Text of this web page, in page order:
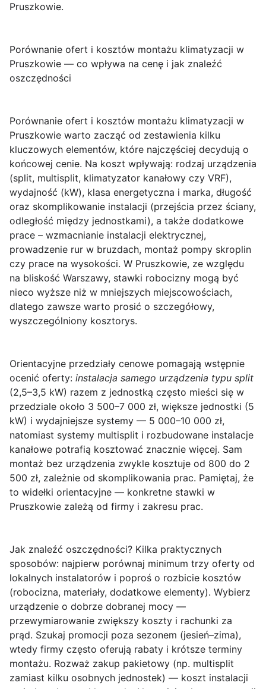
Pruszkowie.
Porównanie ofert i kosztów montażu klimatyzacji w
Pruszkowie — co wpływa na cenę i jak znaleźć
oszczędności
Porównanie ofert i kosztów montażu klimatyzacji w
Pruszkowie warto zacząć od zestawienia kilku
kluczowych elementów, które najczęściej decydują o
końcowej cenie. Na koszt wpływają: rodzaj urządzenia
(split, multisplit, klimatyzator kanałowy czy VRF),
wydajność (kW), klasa energetyczna i marka, długość
oraz skomplikowanie instalacji (przejścia przez ściany,
odległość między jednostkami), a także dodatkowe
prace – wzmacnianie instalacji elektrycznej,
prowadzenie rur w bruzdach, montaż pompy skroplin
czy prace na wysokości. W Pruszkowie, ze względu
na bliskość Warszawy, stawki robocizny mogą być
nieco wyższe niż w mniejszych miejscowościach,
dlatego zawsze warto prosić o szczegółowy,
wyszczególniony kosztorys.
Orientacyjne przedziały cenowe pomagają wstępnie
ocenić oferty: instalacja samego urządzenia typu split
(2,5–3,5 kW) razem z jednostką często mieści się w
przedziale około 3 500–7 000 zł, większe jednostki (5
kW) i wydajniejsze systemy — 5 000–10 000 zł,
natomiast systemy multisplit i rozbudowane instalacje
kanałowe potrafią kosztować znacznie więcej. Sam
montaż bez urządzenia zwykle kosztuje od 800 do 2
500 zł, zależnie od skomplikowania prac. Pamiętaj, że
to widełki orientacyjne — konkretne stawki w
Pruszkowie zależą od firmy i zakresu prac.
Jak znaleźć oszczędności? Kilka praktycznych
sposobów: najpierw porównaj minimum trzy oferty od
lokalnych instalatorów i poproś o rozbicie kosztów
(robocizna, materiały, dodatkowe elementy). Wybierz
urządzenie o dobrze dobranej mocy —
przewymiarowanie zwiększy koszty i rachunki za
prąd. Szukaj promocji poza sezonem (jesień–zima),
wtedy firmy często oferują rabaty i krótsze terminy
montażu. Rozważ zakup pakietowy (np. multisplit
zamiast kilku osobnych jednostek) — koszt instalacji